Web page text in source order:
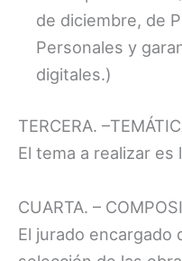
de diciembre, de
Personales y
digitales.)
TERCERA.
El tema a realizar es
CUARTA. –
El jurado encargado